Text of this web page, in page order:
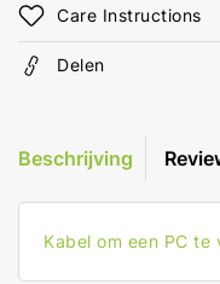
Care Instructions
Delen
Beschrijving
Kabel om een PC